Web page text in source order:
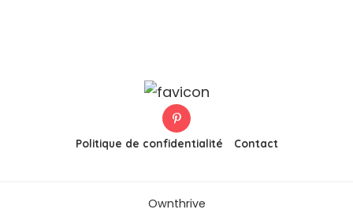
Politique de confidentialité Contact
Ownthrive